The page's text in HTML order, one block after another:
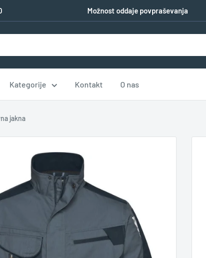
Možnost oddaje povpraševanja
Kategorije Kontakt O nas
jakna